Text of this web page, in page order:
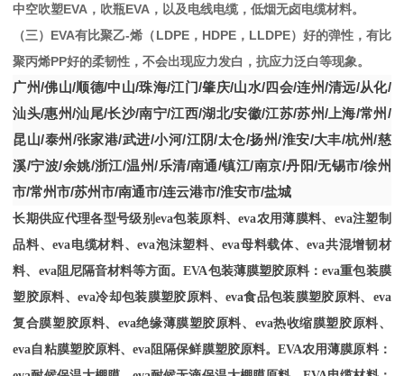
中空吹塑EVA ，吹瓶EVA ，以及电线电缆，低烟无卤电缆材料。
（三） EVA有比聚乙-烯（LDPE， HDPE， LLDPE）好的弹性，有比
聚丙烯PP好的柔韧性，不会出现应力发白，抗应力泛白等现象。
广州/佛山/顺德/中山/珠海/江门/肇庆/山水/四会/连州/清远/从化/
汕头/惠州/汕尾/长沙/南宁/江西/湖北/安徽/江苏/苏州/上海/常州 /
昆山/泰州 /张家港/武进/小河/江阴/太仓/扬州/淮安/大丰/杭州/慈
溪/宁波/余姚/浙江/温州/乐清/南通/镇江/南京/丹阳/无锡市/徐州
市/常州市/苏州市/南通市/连云港市/淮安市/盐城
长期供应代理各型号级别eva包装原料、eva农用薄膜料、eva注塑制
品料、eva电缆材料、eva泡沫塑料、eva母料载体、eva共混增韧材
料、eva阻尼隔音材料等方面。EVA包装薄膜塑胶原料：eva重包装膜
塑胶原料、eva冷却包装膜塑胶原料、eva食品包装膜塑胶原料、eva
复合膜塑胶原料、eva绝缘薄膜塑胶原料、eva热收缩膜塑胶原料、
eva自粘膜塑胶原料、eva阻隔保鲜膜塑胶原料。EVA农用薄膜原料：